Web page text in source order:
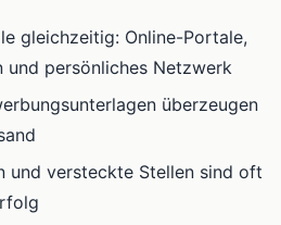
gleichzeitig: Online-Portale,
und persönliches Netzwerk
überzeugen
und versteckte Stellen sind oft